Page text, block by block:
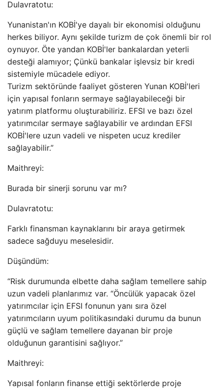
Dulavratotu:
Yunanistan'ın KOBİ'ye dayalı bir ekonomisi olduğunu
herkes biliyor. Aynı şekilde turizm de çok önemli bir rol
oynuyor. Öte yandan KOBİ'ler bankalardan yeterli
desteği alamıyor; Çünkü bankalar işlevsiz bir kredi
sistemiyle mücadele ediyor.
Turizm sektöründe faaliyet gösteren Yunan KOBİ'leri
için yapısal fonların sermaye sağlayabileceği bir
yatırım platformu oluşturabiliriz. EFSI ve bazı özel
yatırımcılar sermaye sağlayabilir ve ardından EFSI
KOBİ'lere uzun vadeli ve nispeten ucuz krediler
sağlayabilir.”
Maithreyi:
Burada bir sinerji sorunu var mı?
Dulavratotu:
Farklı finansman kaynaklarını bir araya getirmek
sadece sağduyu meselesidir.
Düşündüm:
“Risk durumunda elbette daha sağlam temellere sahip
uzun vadeli planlarımız var. “Öncülük yapacak özel
yatırımcılar için EFSI fonunun yanı sıra özel
yatırımcıların uyum politikasındaki durumu da bunun
güçlü ve sağlam temellere dayanan bir proje
olduğunun garantisini sağlıyor.”
Maithreyi:
Yapısal fonların finanse ettiği sektörlerde proje